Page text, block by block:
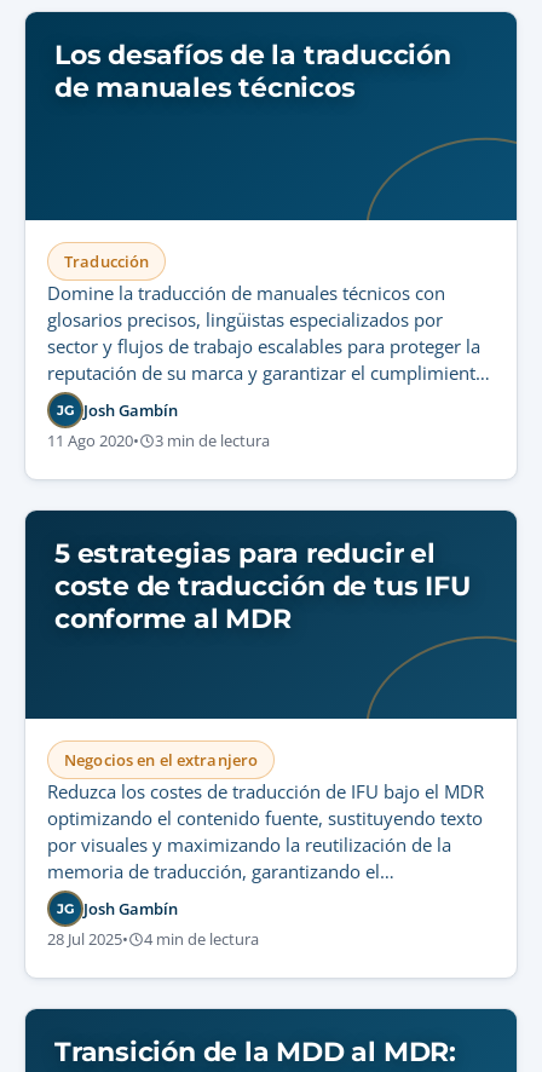
Los desafíos de la traducción
de manuales técnicos
Traducción
Domine la traducción de manuales técnicos con
glosarios precisos, lingüistas especializados por
sector y flujos de trabajo escalables para proteger la
reputación de su marca y garantizar el cumplimiento
normativo internacional.
JG Josh Gambín
11 Ago 2020• 3 min de lectura
5 estrategias para reducir el
coste de traducción de tus IFU
conforme al MDR
Negocios en el extranjero
Reduzca los costes de traducción de IFU bajo el MDR
optimizando el contenido fuente, sustituyendo texto
por visuales y maximizando la reutilización de la
memoria de traducción, garantizando el
cumplimiento regulatorio total.
JG Josh Gambín
28 Jul 2025• 4 min de lectura
Transición de la MDD al MDR: